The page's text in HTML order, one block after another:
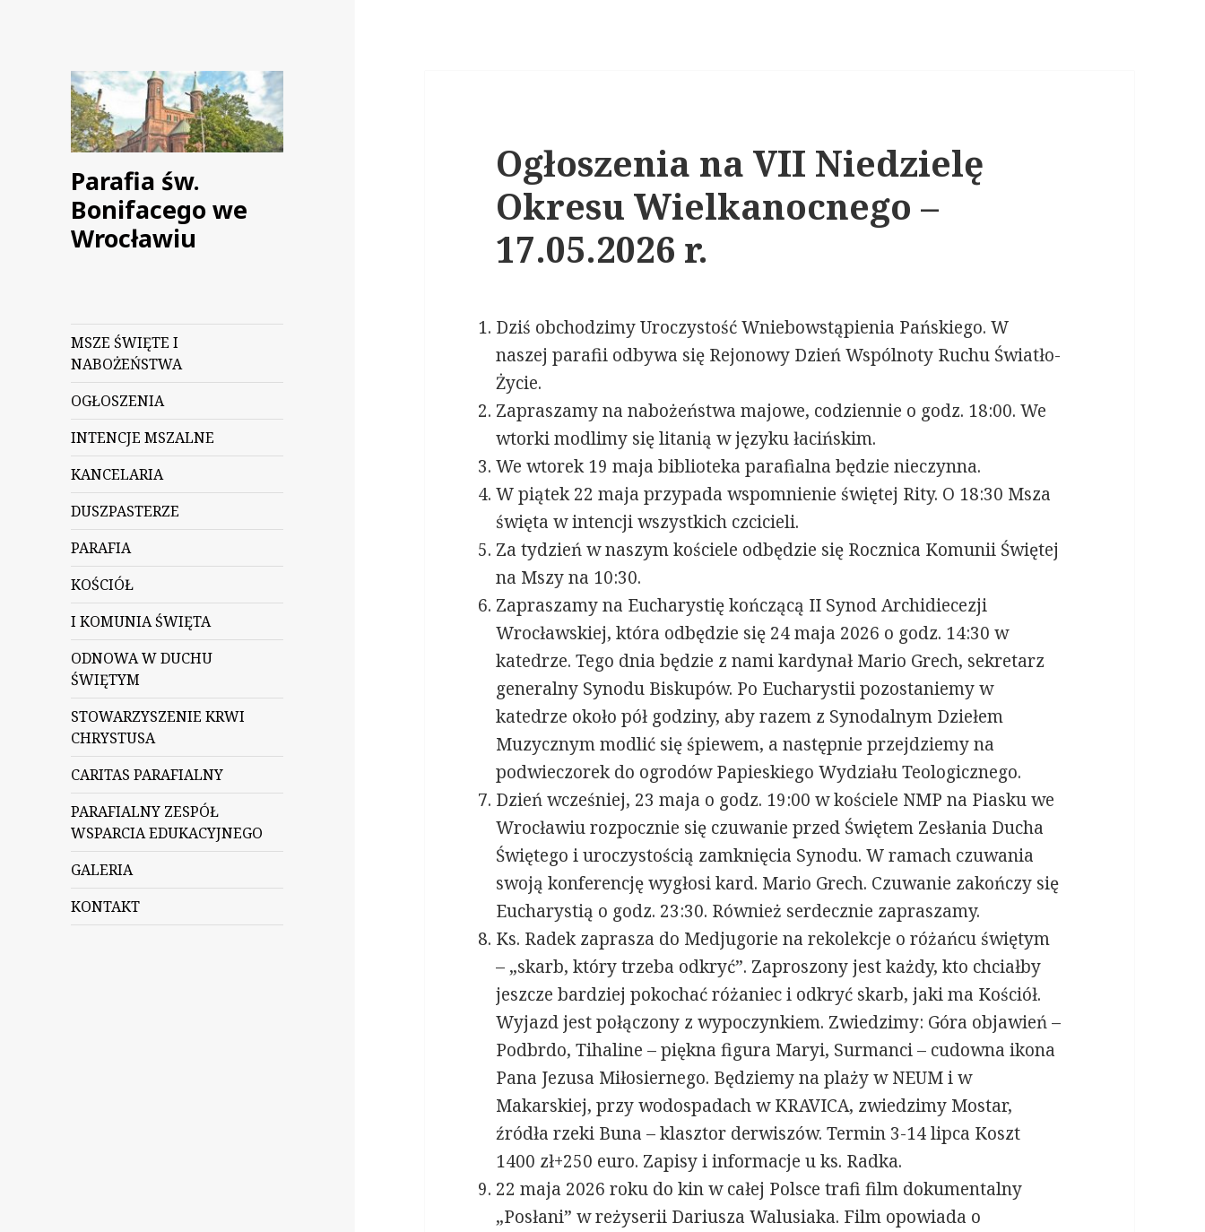
Parafia św.
Bonifacego we
Wrocławiu
MSZE ŚWIĘTE I
NABOŻEŃSTWA
OGŁOSZENIA
INTENCJE MSZALNE
KANCELARIA
DUSZPASTERZE
PARAFIA
KOŚCIÓŁ
I KOMUNIA ŚWIĘTA
ODNOWA W DUCHU
ŚWIĘTYM
STOWARZYSZENIE KRWI
CHRYSTUSA
CARITAS PARAFIALNY
PARAFIALNY ZESPÓŁ
WSPARCIA EDUKACYJNEGO
GALERIA
KONTAKT
Ogłoszenia na VII Niedzielę
Okresu Wielkanocnego –
17.05.2026 r.
Dziś obchodzimy Uroczystość Wniebowstąpienia Pańskiego. W
naszej parafii odbywa się Rejonowy Dzień Wspólnoty Ruchu Światło-
Życie.
Zapraszamy na nabożeństwa majowe, codziennie o godz. 18:00. We
wtorki modlimy się litanią w języku łacińskim.
We wtorek 19 maja biblioteka parafialna będzie nieczynna.
W piątek 22 maja przypada wspomnienie świętej Rity. O 18:30 Msza
święta w intencji wszystkich czcicieli.
Za tydzień w naszym kościele odbędzie się Rocznica Komunii Świętej
na Mszy na 10:30.
Zapraszamy na Eucharystię kończącą II Synod Archidiecezji
Wrocławskiej, która odbędzie się 24 maja 2026 o godz. 14:30 w
katedrze. Tego dnia będzie z nami kardynał Mario Grech, sekretarz
generalny Synodu Biskupów. Po Eucharystii pozostaniemy w
katedrze około pół godziny, aby razem z Synodalnym Dziełem
Muzycznym modlić się śpiewem, a następnie przejdziemy na
podwieczorek do ogrodów Papieskiego Wydziału Teologicznego.
Dzień wcześniej, 23 maja o godz. 19:00 w kościele NMP na Piasku we
Wrocławiu rozpocznie się czuwanie przed Świętem Zesłania Ducha
Świętego i uroczystością zamknięcia Synodu. W ramach czuwania
swoją konferencję wygłosi kard. Mario Grech. Czuwanie zakończy się
Eucharystią o godz. 23:30. Również serdecznie zapraszamy.
Ks. Radek zaprasza do Medjugorie na rekolekcje o różańcu świętym
– „skarb, który trzeba odkryć”. Zaproszony jest każdy, kto chciałby
jeszcze bardziej pokochać różaniec i odkryć skarb, jaki ma Kościół.
Wyjazd jest połączony z wypoczynkiem. Zwiedzimy: Góra objawień –
Podbrdo, Tihaline – piękna figura Maryi, Surmanci – cudowna ikona
Pana Jezusa Miłosiernego. Będziemy na plaży w NEUM i w
Makarskiej, przy wodospadach w KRAVICA, zwiedzimy Mostar,
źródła rzeki Buna – klasztor derwiszów. Termin 3-14 lipca Koszt
1400 zł+250 euro. Zapisy i informacje u ks. Radka.
22 maja 2026 roku do kin w całej Polsce trafi film dokumentalny
„Posłani” w reżyserii Dariusza Walusiaka. Film opowiada o